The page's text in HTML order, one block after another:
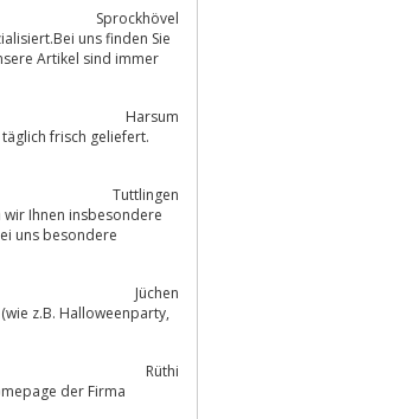
Sprockhövel
uns finden Sie
Artikel sind immer
Harsum
Tuttlingen
Jüchen
z.B. Halloweenparty,
Rüthi